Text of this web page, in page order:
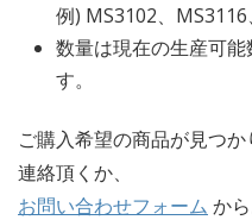
例) MS3102、
数量は現在の生産可
す。
ご購入希望の商品が見つ
連絡頂くか、
お問い合わせフォーム か